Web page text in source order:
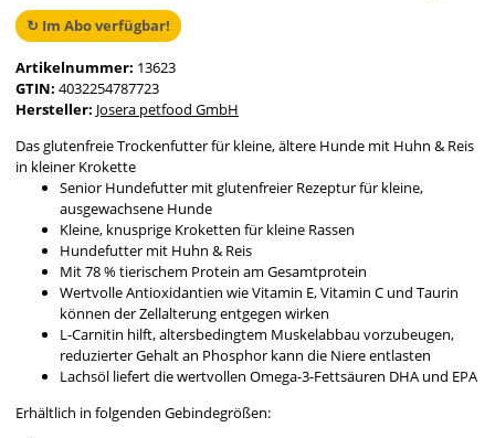
↻ Im Abo verfügbar!
Artikelnummer: 13623
GTIN: 4032254787723
Hersteller: Josera petfood GmbH
Das glutenfreie Trockenfutter für kleine, ältere Hunde mit Huhn & Reis
in kleiner Krokette
Senior Hundefutter mit glutenfreier Rezeptur für kleine,
ausgewachsene Hunde
Kleine, knusprige Kroketten für kleine Rassen
Hundefutter mit Huhn & Reis
Mit 78 % tierischem Protein am Gesamtprotein
Wertvolle Antioxidantien wie Vitamin E, Vitamin C und Taurin
können der Zellalterung entgegen wirken
L-Carnitin hilft, altersbedingtem Muskelabbau vorzubeugen,
reduzierter Gehalt an Phosphor kann die Niere entlasten
Lachsöl liefert die wertvollen Omega-3-Fettsäuren DHA und EPA
Erhältlich in folgenden Gebindegrößen: